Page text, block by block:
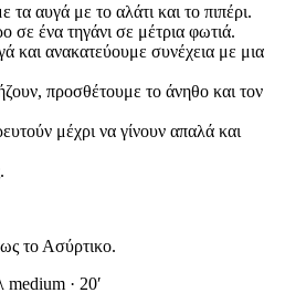
τα αυγά με το αλάτι και το πιπέρι.
σε ένα τηγάνι σε μέτρια φωτιά.
και ανακατεύουμε συνέχεια με μια
προσθέτουμε το άνηθο και τον
μέχρι να γίνουν απαλά και
το Ασύρτικο.
medium · 20′